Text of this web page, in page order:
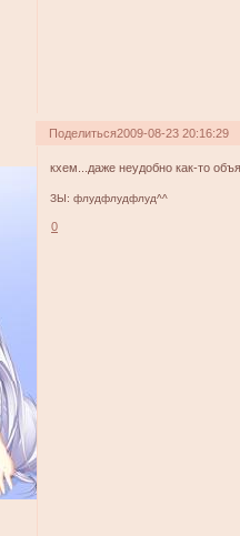
Поделиться2009-08-23 20:16:29
кхем...даже неудобно как-то
ЗЫ: флудфлудфлуд^^
0